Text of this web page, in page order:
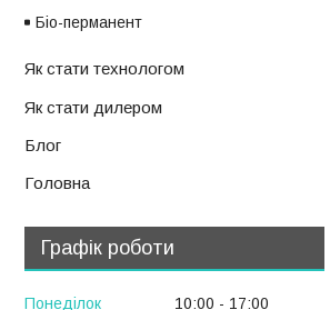
Біо-перманент
Як стати технологом
Як стати дилером
Блог
Головна
Графік роботи
Понеділок 10:00
17:00